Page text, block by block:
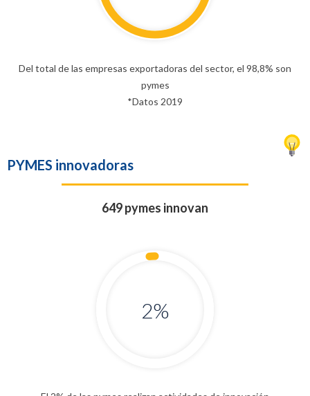
Del total de las empresas exportadoras del sector, el 98,8% son
pymes
*Datos 2019
PYMES innovadoras
649 pymes innovan
2%